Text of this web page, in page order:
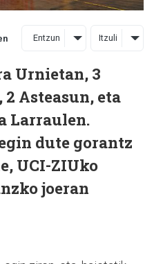
Entzun Itzuli
Urnietan, 3
Asteasun, eta
Larraulen.
dute gorantz
UCI-ZIUko
joeran